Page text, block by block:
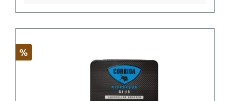
Rabatt
%